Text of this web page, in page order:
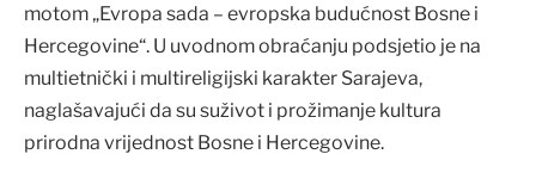
motom „Evropa sada – evropska budućnost Bosne i
Hercegovine“. U uvodnom obraćanju podsjetio je na
multietnički i multireligijski karakter Sarajeva,
naglašavajući da su suživot i prožimanje kultura
prirodna vrijednost Bosne i Hercegovine.